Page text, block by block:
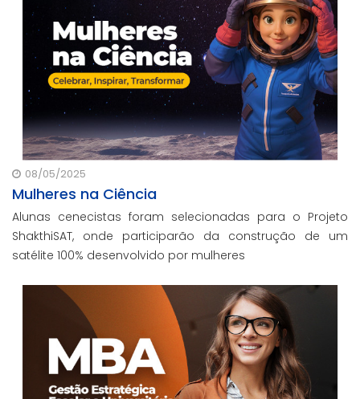
08/05/2025
Mulheres na Ciência
Alunas cenecistas foram selecionadas para o Projeto
ShakthiSAT, onde participarão da construção de um
satélite 100% desenvolvido por mulheres